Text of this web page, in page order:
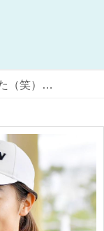
「空振りもしました（笑）」安田祐香が“左打ち”練習に取り組む理由【安田祐香の練習法・前編】